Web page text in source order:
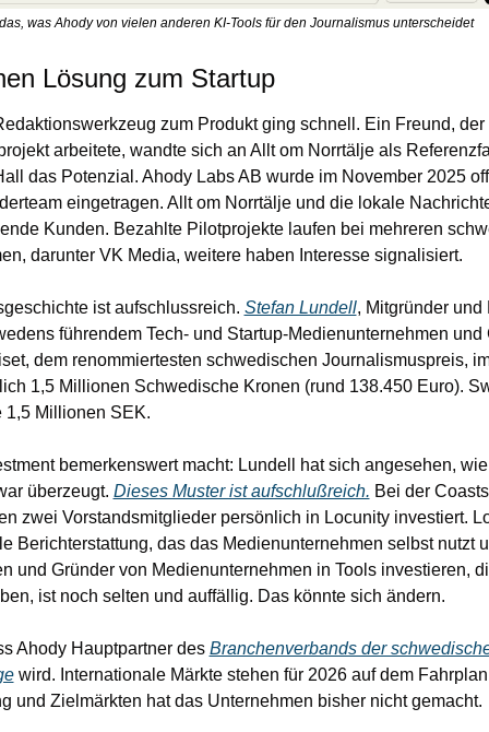
was Ahody von vielen anderen KI-Tools für den Journalismus unterscheidet
Lösung zum Startup
zum Produkt ging schnell. Ein Freund, der
arbeitete, wandte sich an Allt om Norrtälje als
das Potenzial. Ahody Labs AB wurde im November 2025
eingetragen. Allt om Norrtälje und die lokale
Kunden. Bezahlte Pilotprojekte laufen bei mehreren
darunter VK Media, weitere haben Interesse signalisiert.
ist aufschlussreich. Stefan Lundell, Mitgründer und
führendem Tech- und Startup-Medienunternehmen und
dem renommiertesten schwedischen Journalismuspreis,
1,5 Millionen Schwedische Kronen (rund 138.450 Euro).
1,5 Millionen SEK.
bemerkenswert macht: Lundell hat sich angesehen,
überzeugt. Dieses Muster ist aufschlußreich. Bei der
zwei Vorstandsmitglieder persönlich in Locunity investiert.
Berichterstattung, das das Medienunternehmen selbst nutzt
und Gründer von Medienunternehmen in Tools investieren,
ist noch selten und auffällig. Das könnte sich ändern.
Ahody Hauptpartner des Branchenverbands der
wird. Internationale Märkte stehen für 2026 auf dem
und Zielmärkten hat das Unternehmen bisher nicht gemacht.